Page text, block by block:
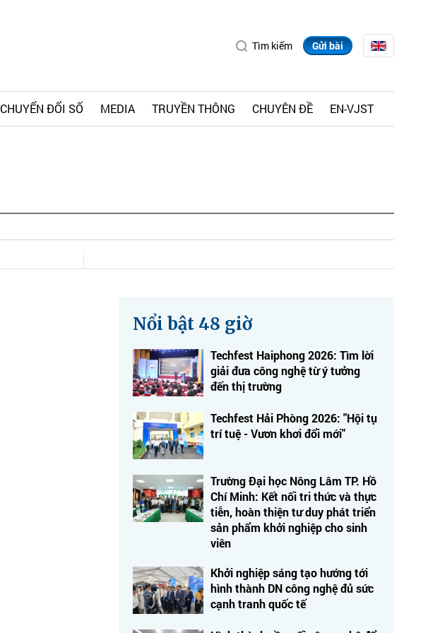
Tìm kiếm Gửi bài
CHUYỂN ĐỔI SỐ MEDIA TRUYỀN THÔNG CHUYÊN ĐỀ EN-VJST
Nổi bật 48 giờ
Techfest Haiphong 2026: Tìm lời
giải đưa công nghệ từ ý tưởng
đến thị trường
Techfest Hải Phòng 2026: "Hội tụ
trí tuệ - Vươn khơi đổi mới"
Trường Đại học Nông Lâm TP. Hồ
Chí Minh: Kết nối tri thức và thực
tiễn, hoàn thiện tư duy phát triển
sản phẩm khởi nghiệp cho sinh
viên
Khởi nghiệp sáng tạo hướng tới
hình thành DN công nghệ đủ sức
cạnh tranh quốc tế